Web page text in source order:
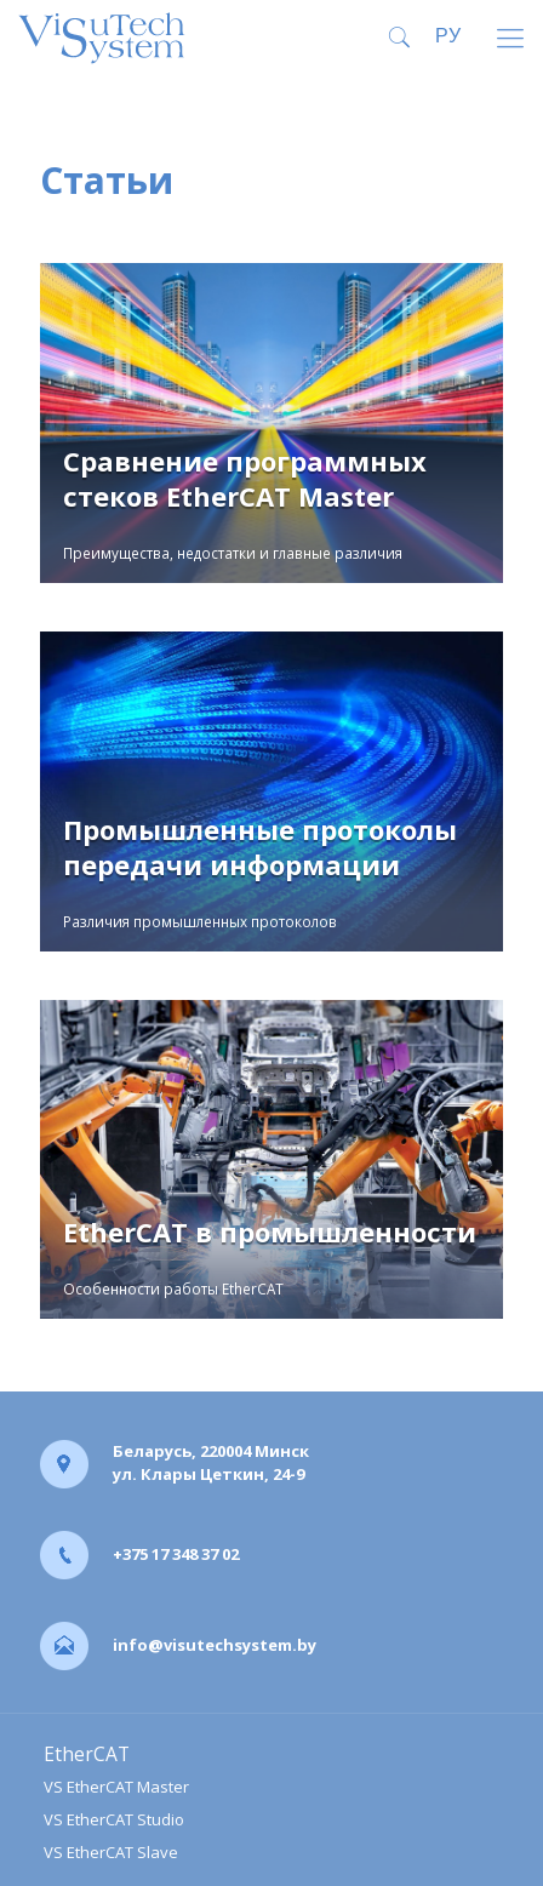
Статьи
Сравнение программных
стеков EtherCAT Master
Преимущества, недостатки и главные различия
Промышленные протоколы
передачи информации
Различия промышленных протоколов
EtherCAT в промышленности
Особенности работы EtherCAT
Беларусь, 220004 Минск
ул. Клары Цеткин, 24-9
+375 17 348 37 02
info@visutechsystem.by
EtherCAT
VS EtherCAT Master
VS EtherCAT Studio
VS EtherCAT Slave